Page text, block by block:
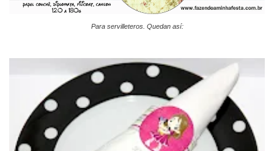
Para servilleteros. Quedan así: